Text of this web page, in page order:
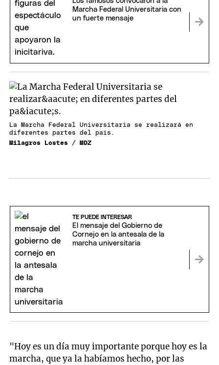
Marcha Federal Universitaria con
un fuerte mensaje
La Marcha Federal Universitaria se realizará en
diferentes partes del país.
Milagros Lostes / MDZ
TE PUEDE INTERESAR
El mensaje del Gobierno de
Cornejo en la antesala de la
marcha universitaria
"Hoy es un día muy importante porque hoy es la
marcha, que ya la habíamos hecho, por las